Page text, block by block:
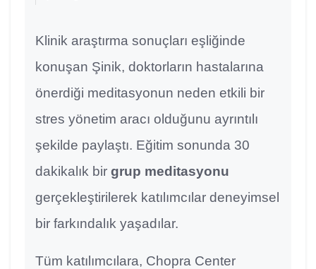
Klinik araştırma sonuçları eşliğinde
konuşan Şinik, doktorların hastalarına
önerdiği meditasyonun neden etkili bir
stres yönetim aracı olduğunu ayrıntılı
şekilde paylaştı. Eğitim sonunda 30
dakikalık bir grup meditasyonu
gerçekleştirilerek katılımcılar deneyimsel
bir farkındalık yaşadılar.
Tüm katılımcılara, Chopra Center